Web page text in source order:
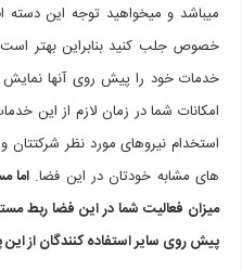
میباشد و میخواهید توجه این دسته
خصوص جلب کنید بنابراین بهتر است
خدمات خود را پیش روی آنها نمایش
امکانات شما در زمان لازم از این
استخدام نیروهای مورد نظر شرکتتان و
های مشابه خودتان در این فضا.اما
میزان فعالیت شما در این فضا ربط
پیش روی سایر استفاده کنندگان از این